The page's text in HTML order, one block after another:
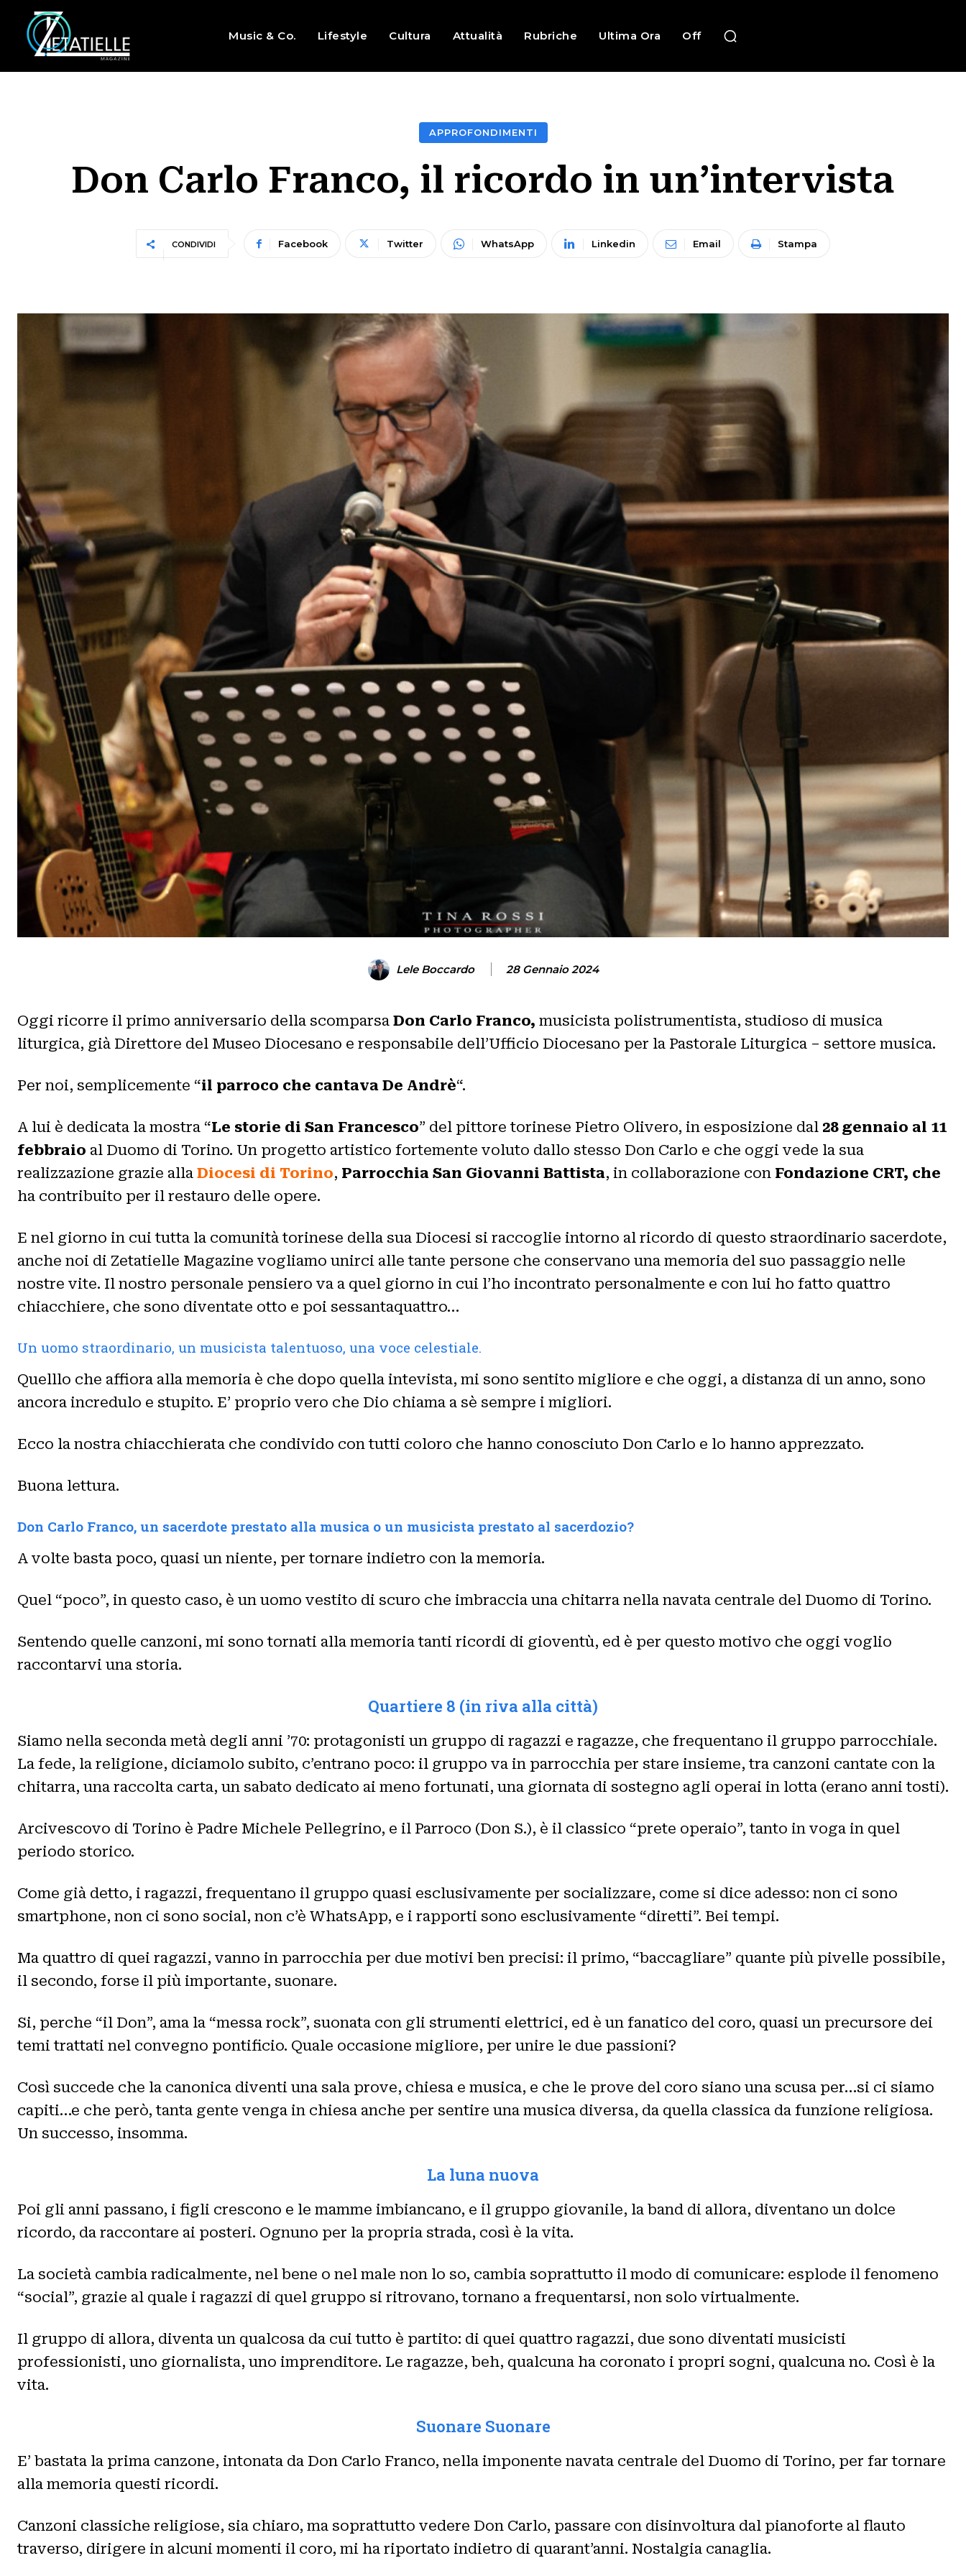
Music & Co. Lifestyle Cultura Attualità Rubriche Ultima Ora Off
APPROFONDIMENTI
Don Carlo Franco, il ricordo in un’intervista
CONDIVIDI Facebook Twitter WhatsApp Linkedin Email Stampa
Lele Boccardo 28 Gennaio 2024
Oggi ricorre il primo anniversario della scomparsa Don Carlo Franco, musicista polistrumentista, studioso di musica
liturgica, già Direttore del Museo Diocesano e responsabile dell’Ufficio Diocesano per la Pastorale Liturgica – settore musica.
Per noi, semplicemente “il parroco che cantava De Andrè“.
A lui è dedicata la mostra “Le storie di San Francesco” del pittore torinese Pietro Olivero, in esposizione dal 28 gennaio al 11
febbraio al Duomo di Torino. Un progetto artistico fortemente voluto dallo stesso Don Carlo e che oggi vede la sua
realizzazione grazie alla Diocesi di Torino, Parrocchia San Giovanni Battista, in collaborazione con Fondazione CRT, che
ha contribuito per il restauro delle opere.
E nel giorno in cui tutta la comunità torinese della sua Diocesi si raccoglie intorno al ricordo di questo straordinario sacerdote,
anche noi di Zetatielle Magazine vogliamo unirci alle tante persone che conservano una memoria del suo passaggio nelle
nostre vite. Il nostro personale pensiero va a quel giorno in cui l’ho incontrato personalmente e con lui ho fatto quattro
chiacchiere, che sono diventate otto e poi sessantaquattro…
Un uomo straordinario, un musicista talentuoso, una voce celestiale.
Quelllo che affiora alla memoria è che dopo quella intevista, mi sono sentito migliore e che oggi, a distanza di un anno, sono
ancora incredulo e stupito. E’ proprio vero che Dio chiama a sè sempre i migliori.
Ecco la nostra chiacchierata che condivido con tutti coloro che hanno conosciuto Don Carlo e lo hanno apprezzato.
Buona lettura.
Don Carlo Franco, un sacerdote prestato alla musica o un musicista prestato al sacerdozio?
A volte basta poco, quasi un niente, per tornare indietro con la memoria.
Quel “poco”, in questo caso, è un uomo vestito di scuro che imbraccia una chitarra nella navata centrale del Duomo di Torino.
Sentendo quelle canzoni, mi sono tornati alla memoria tanti ricordi di gioventù, ed è per questo motivo che oggi voglio
raccontarvi una storia.
Quartiere 8 (in riva alla città)
Siamo nella seconda metà degli anni ’70: protagonisti un gruppo di ragazzi e ragazze, che frequentano il gruppo parrocchiale.
La fede, la religione, diciamolo subito, c’entrano poco: il gruppo va in parrocchia per stare insieme, tra canzoni cantate con la
chitarra, una raccolta carta, un sabato dedicato ai meno fortunati, una giornata di sostegno agli operai in lotta (erano anni tosti).
Arcivescovo di Torino è Padre Michele Pellegrino, e il Parroco (Don S.), è il classico “prete operaio”, tanto in voga in quel
periodo storico.
Come già detto, i ragazzi, frequentano il gruppo quasi esclusivamente per socializzare, come si dice adesso: non ci sono
smartphone, non ci sono social, non c’è WhatsApp, e i rapporti sono esclusivamente “diretti”. Bei tempi.
Ma quattro di quei ragazzi, vanno in parrocchia per due motivi ben precisi: il primo, “baccagliare” quante più pivelle possibile,
il secondo, forse il più importante, suonare.
Si, perche “il Don”, ama la “messa rock”, suonata con gli strumenti elettrici, ed è un fanatico del coro, quasi un precursore dei
temi trattati nel convegno pontificio. Quale occasione migliore, per unire le due passioni?
Così succede che la canonica diventi una sala prove, chiesa e musica, e che le prove del coro siano una scusa per…si ci siamo
capiti…e che però, tanta gente venga in chiesa anche per sentire una musica diversa, da quella classica da funzione religiosa.
Un successo, insomma.
La luna nuova
Poi gli anni passano, i figli crescono e le mamme imbiancano, e il gruppo giovanile, la band di allora, diventano un dolce
ricordo, da raccontare ai posteri. Ognuno per la propria strada, così è la vita.
La società cambia radicalmente, nel bene o nel male non lo so, cambia soprattutto il modo di comunicare: esplode il fenomeno
“social”, grazie al quale i ragazzi di quel gruppo si ritrovano, tornano a frequentarsi, non solo virtualmente.
Il gruppo di allora, diventa un qualcosa da cui tutto è partito: di quei quattro ragazzi, due sono diventati musicisti
professionisti, uno giornalista, uno imprenditore. Le ragazze, beh, qualcuna ha coronato i propri sogni, qualcuna no. Così è la
vita.
Suonare Suonare
E’ bastata la prima canzone, intonata da Don Carlo Franco, nella imponente navata centrale del Duomo di Torino, per far tornare
alla memoria questi ricordi.
Canzoni classiche religiose, sia chiaro, ma soprattutto vedere Don Carlo, passare con disinvoltura dal pianoforte al flauto
traverso, dirigere in alcuni momenti il coro, mi ha riportato indietro di quarant’anni. Nostalgia canaglia.